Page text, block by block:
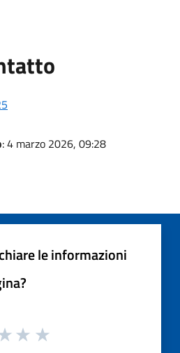
: 4 marzo 2026, 09:28
le informazioni